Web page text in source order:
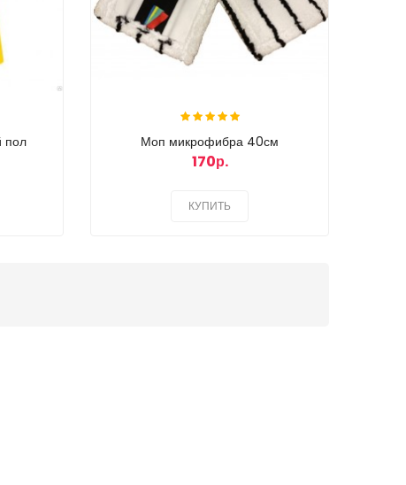
пол Моп микрофибра 40см
170р.
КУПИТЬ